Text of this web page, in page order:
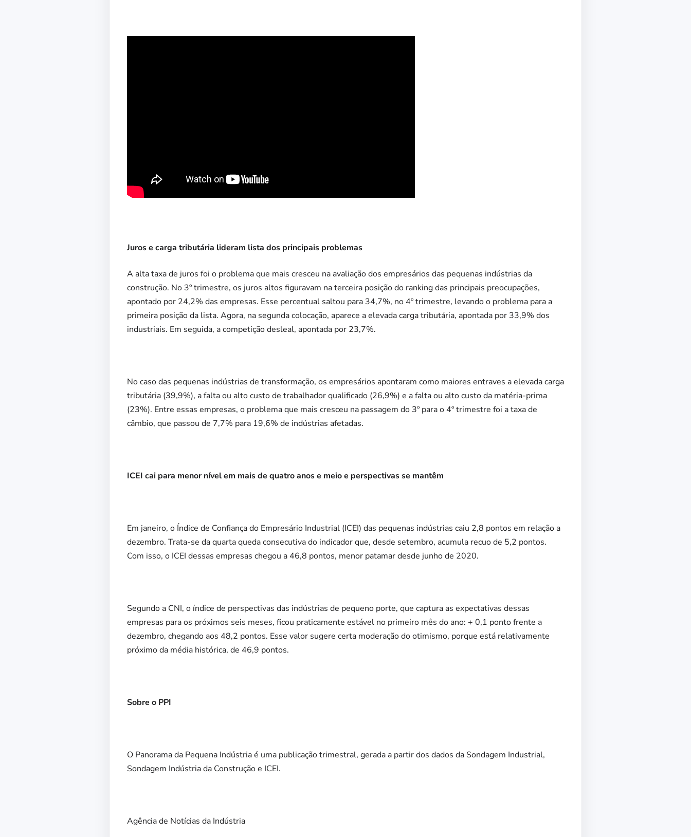
Juros e carga tributária lideram lista dos principais problemas
A alta taxa de juros foi o problema que mais cresceu na avaliação dos empresários das pequenas indústrias da
construção. No 3º trimestre, os juros altos figuravam na terceira posição do ranking das principais preocupações,
apontado por 24,2% das empresas. Esse percentual saltou para 34,7%, no 4º trimestre, levando o problema para a
primeira posição da lista. Agora, na segunda colocação, aparece a elevada carga tributária, apontada por 33,9% dos
industriais. Em seguida, a competição desleal, apontada por 23,7%.
No caso das pequenas indústrias de transformação, os empresários apontaram como maiores entraves a elevada carga
tributária (39,9%), a falta ou alto custo de trabalhador qualificado (26,9%) e a falta ou alto custo da matéria-prima
(23%). Entre essas empresas, o problema que mais cresceu na passagem do 3º para o 4º trimestre foi a taxa de
câmbio, que passou de 7,7% para 19,6% de indústrias afetadas.
ICEI cai para menor nível em mais de quatro anos e meio e perspectivas se mantêm
Em janeiro, o Índice de Confiança do Empresário Industrial (ICEI) das pequenas indústrias caiu 2,8 pontos em relação a
dezembro. Trata-se da quarta queda consecutiva do indicador que, desde setembro, acumula recuo de 5,2 pontos.
Com isso, o ICEI dessas empresas chegou a 46,8 pontos, menor patamar desde junho de 2020.
Segundo a CNI, o índice de perspectivas das indústrias de pequeno porte, que captura as expectativas dessas
empresas para os próximos seis meses, ficou praticamente estável no primeiro mês do ano: + 0,1 ponto frente a
dezembro, chegando aos 48,2 pontos. Esse valor sugere certa moderação do otimismo, porque está relativamente
próximo da média histórica, de 46,9 pontos.
Sobre o PPI
O Panorama da Pequena Indústria é uma publicação trimestral, gerada a partir dos dados da Sondagem Industrial,
Sondagem Indústria da Construção e ICEI.
Agência de Notícias da Indústria